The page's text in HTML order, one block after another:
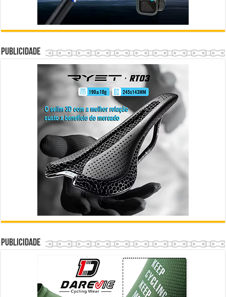
Publicidade
Publicidade